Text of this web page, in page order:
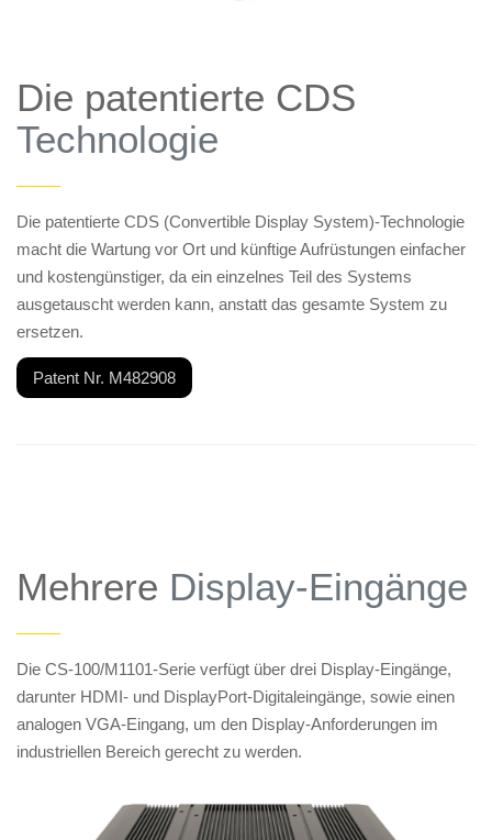
Die patentierte CDS
Technologie
——
Die patentierte CDS (Convertible Display System)-Technologie
macht die Wartung vor Ort und künftige Aufrüstungen einfacher
und kostengünstiger, da ein einzelnes Teil des Systems
ausgetauscht werden kann, anstatt das gesamte System zu
ersetzen.
Patent Nr. M482908
Mehrere Display-Eingänge
——
Die CS-100/M1101-Serie verfügt über drei Display-Eingänge,
darunter HDMI- und DisplayPort-Digitaleingänge, sowie einen
analogen VGA-Eingang, um den Display-Anforderungen im
industriellen Bereich gerecht zu werden.